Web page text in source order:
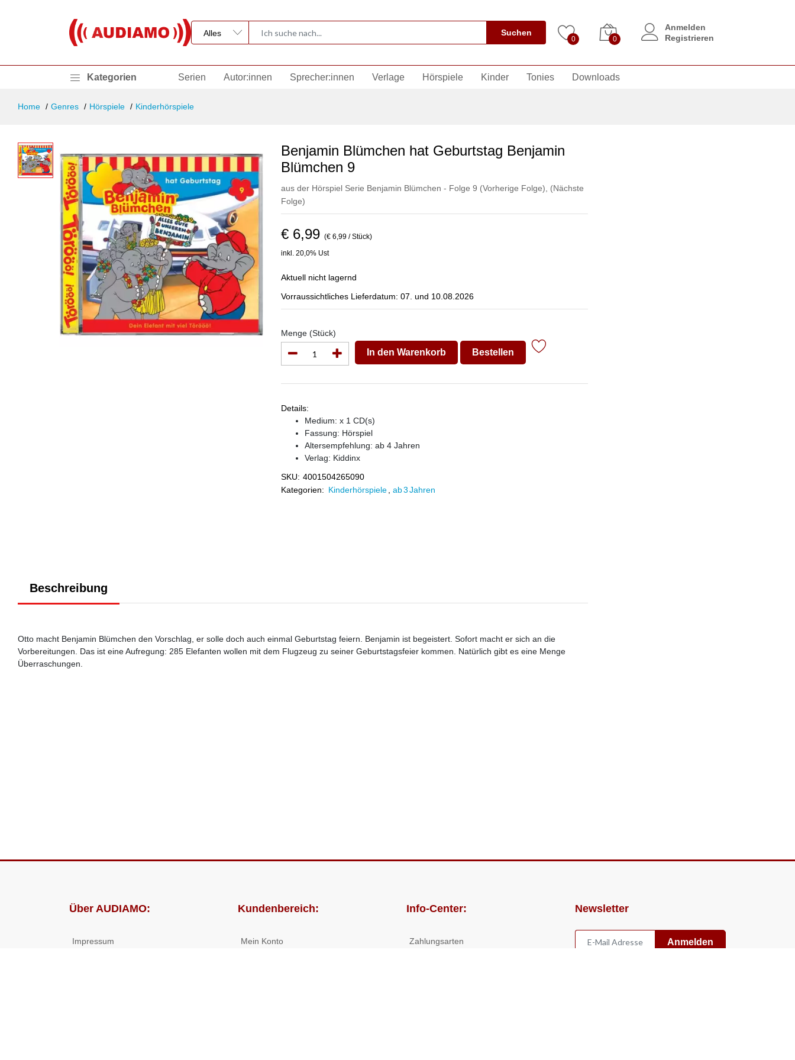
Suchen
0 0
Anmelden
Registrieren
Kategorien Serien Autor:innen Sprecher:innen Verlage Hörspiele Kinder Tonies Downloads
Home Genres Hörspiele Kinderhörspiele
Benjamin Blümchen hat Geburtstag Benjamin
Blümchen 9
aus der Hörspiel Serie Benjamin Blümchen - Folge 9 (Vorherige Folge)
(Nächste
Folge)
€ 6,99 (€ 6,99 / Stück)
inkl. 20,0% Ust
Aktuell nicht lagernd
Vorraussichtliches Lieferdatum: 07. und 10.08.2026
Menge (Stück)
In den Warenkorb Bestellen
Details:
Medium: x 1 CD(s)
Fassung: Hörspiel
Altersempfehlung: ab 4 Jahren
Verlag: Kiddinx
SKU: 4001504265090
Kategorien: Kinderhörspiele ab 3 Jahren
Beschreibung
Otto macht Benjamin Blümchen den Vorschlag, er solle doch auch einmal Geburtstag feiern. Benjamin ist begeistert. Sofort macht er sich an die
Vorbereitungen. Das ist eine Aufregung: 285 Elefanten wollen mit dem Flugzeug zu seiner Geburtstagsfeier kommen. Natürlich gibt es eine Menge
Überraschungen.
Über AUDIAMO:
Impressum
Kundenbereich:
Mein Konto
Info-Center:
Zahlungsarten
Newsletter
Anmelden